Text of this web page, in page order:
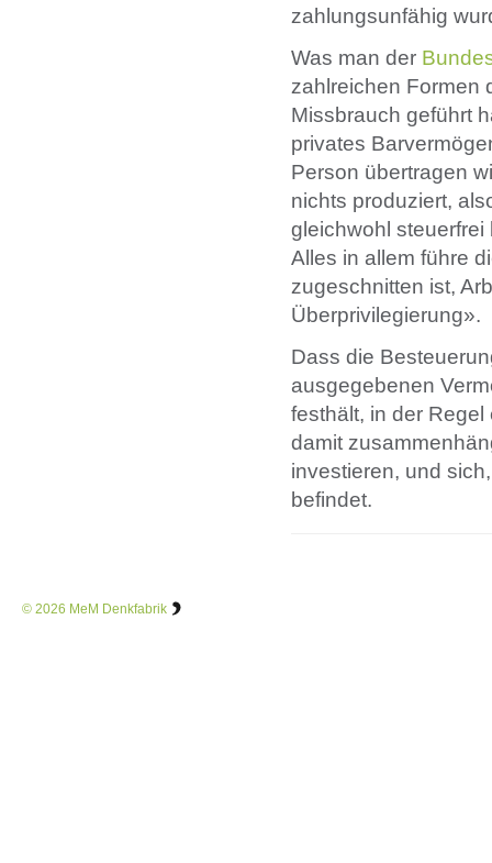
zahlungsunfähig
Was man der
zahlreichen Formen
Missbrauch geführt
privates
Person übertragen
nichts produziert,
gleichwohl
Alles in allem führe
zugeschnitten ist,
Überprivilegierung».
Dass die
ausgegebenen
festhält, in der
damit
investieren, und
befindet.
© 2026 MeM Denkfabrik